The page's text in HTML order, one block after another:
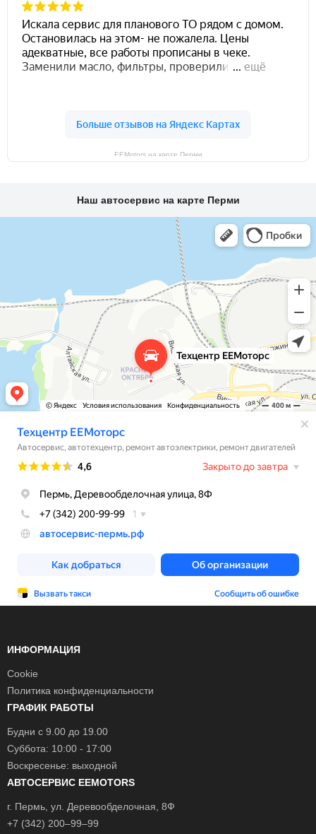
EEMotors на карте Перми
Наш автосервис на карте Перми
ИНФОРМАЦИЯ
Cookie
Политика конфиденциальности
ГРАФИК РАБОТЫ
Будни с 9.00 до 19.00
Суббота: 10:00 - 17:00
Воскресенье: выходной
АВТОСЕРВИС EEMOTORS
г. Пермь , ул. Деревообделочная, 8Ф
+7 (342) 200–99–99